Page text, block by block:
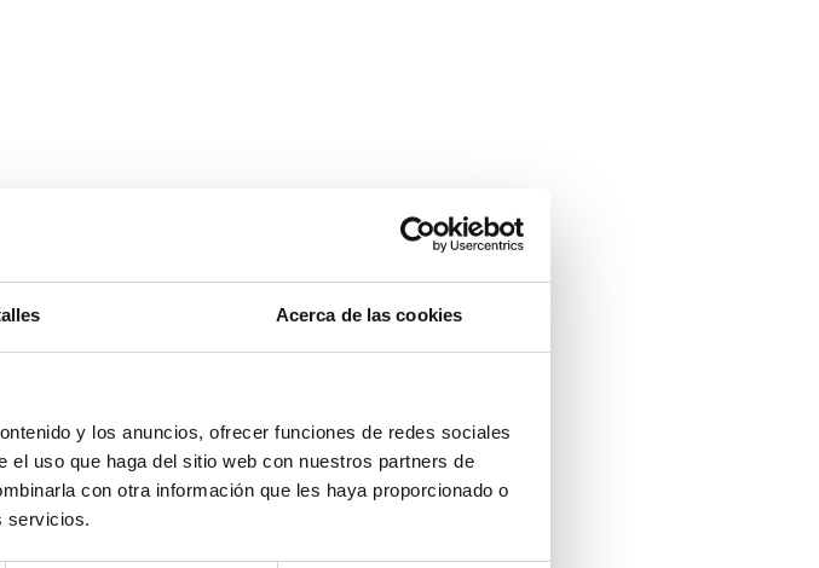
Acerca de las cookies
y los anuncios, ofrecer funciones de redes sociales
uso que haga del sitio web con nuestros partners de
con otra información que les haya proporcionado o
servicios.